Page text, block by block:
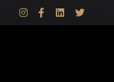
instagram
facebook-
linkedin